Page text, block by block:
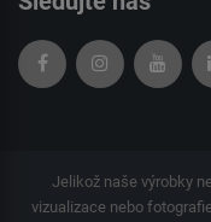
Jelikož naše výrobky
vizualizace nebo